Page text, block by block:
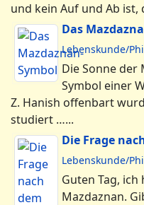
und kein Auf und Ab ist,
Das
Lebenskunde/
Die Sonne der
Symbol einer
Z. Hanish offenbart
studiert …...
Die Frage
Lebenskunde/
Guten Tag,
Mazdaznan.